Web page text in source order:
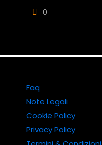
0
Faq
Note Legali
Cookie Policy
Privacy Policy